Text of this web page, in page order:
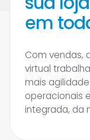
em
Com vendas,
virtual
mais
operacionais
integrada, da